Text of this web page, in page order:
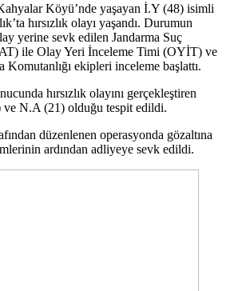
Köyü’nde yaşayan İ.Y (48) isimli
hırsızlık olayı yaşandı. Durumun
yerine sevk edilen Jandarma Suç
ile Olay Yeri İnceleme Timi (OYİT) ve
Komutanlığı ekipleri inceleme başlattı.
hırsızlık olayını gerçekleştiren
N.A (21) olduğu tespit edildi.
düzenlenen operasyonda gözaltına
ardından adliyeye sevk edildi.